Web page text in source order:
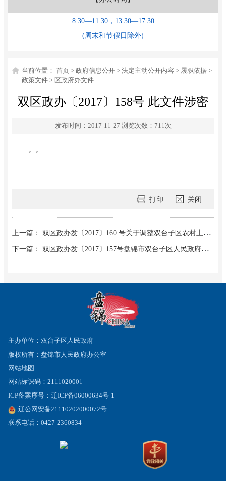
8:30—11:30，13:30—17:30
(周末和节假日除外)
当前位置：首页 > 政府信息公开 > 法定主动公开内容 > 履职依据 >
政策文件 > 区政府办文件
双区政办〔2017〕158号 此文件涉密
发布时间：2017-11-27 浏览次数： 711次
。。
打印 关闭
上一篇： 双区政办发〔2017〕160 号关于调整双台子区农村土地承包调解 仲裁委员会成员的通知
下一篇： 双区政办发〔2017〕157号盘锦市双台子区人民政府办公室关于印发双台子区 加强城乡社区协商的实施意见的通知
主办单位：双台子区人民政府
版权所有：盘锦市人民政府办公室
网站地图
网站标识码：2111020001
ICP备案序号：辽ICP备06000634号-1
辽公网安备21110202000072号
联系电话：0427-2360834